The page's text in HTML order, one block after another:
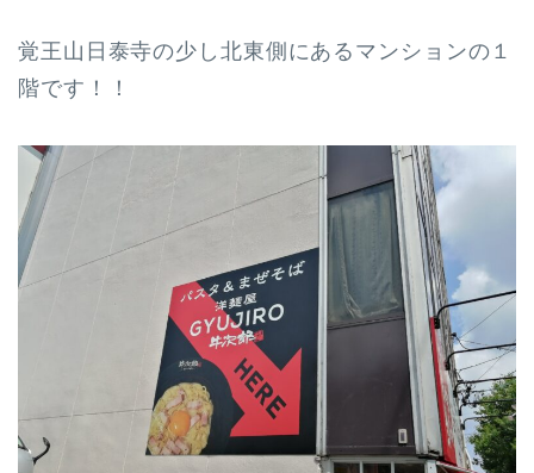
覚王山日泰寺の少し北東側にあるマンションの１
階です！！